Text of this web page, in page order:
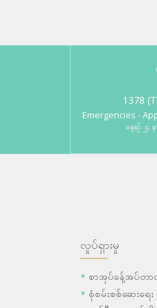
1378
Emergencies -
နေ့စဉ် ၂၄
လှုပ်ရှားမှု
စာအုပ်ခန့်အပ်တာဝ
စုံစမ်းစစ်ဆေးရေး